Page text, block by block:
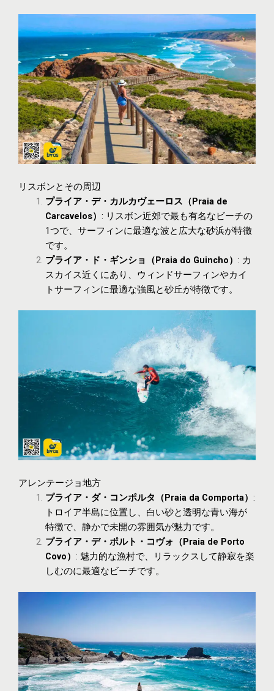
リスボンとその周辺
プライア・デ・カルカヴェーロス（Praia de
Carcavelos） : リスボン近郊で最も有名なビーチの
1つで、サーフィンに最適な波と広大な砂浜が特徴
です。
プライア・ド・ギンショ（Praia do Guincho） : カ
スカイス近くにあり、ウィンドサーフィンやカイ
トサーフィンに最適な強風と砂丘が特徴です。
アレンテージョ地方
プライア・ダ・コンポルタ（Praia da Comporta） :
トロイア半島に位置し、白い砂と透明な青い海が
特徴で、静かで未開の雰囲気が魅力です。
プライア・デ・ポルト・コヴォ（Praia de Porto
Covo） : 魅力的な漁村で、リラックスして静寂を楽
しむのに最適なビーチです。